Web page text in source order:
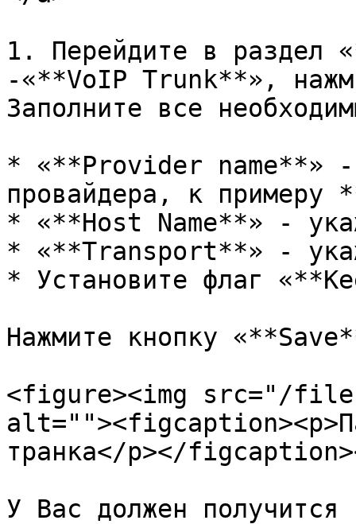
1. Перейдите в
-«**VoIP Trunk**»,
Заполните все
* «**Provider name**» -
провайдера, к примеру
* «**Host Name**» -
* «**Transport**» -
* Установите флаг
Нажмите кнопку
<figure><img src="/files/
транка</p></
У Вас должен получится